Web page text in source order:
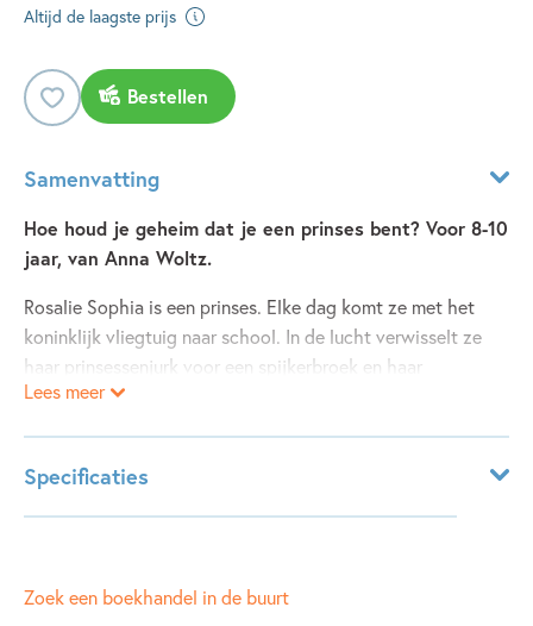
Altijd de laagste prijs
Bestellen
Samenvatting
Hoe houd je geheim dat je een prinses bent? Voor 8-10
jaar, van Anna Woltz.
Rosalie Sophia is een prinses. Elke dag komt ze met het
koninklijk vliegtuig naar school. In de lucht verwisselt ze
haar prinsessenjurk voor een spijkerbroek en haar
diamanten armband voor kralen van plastic. Behalve haar
anders zijn dan andere kinderen! Maar dan moet haar
school verhuizen naar een grijs gebouw van beton midden
geheim houden dat ze een prinses is?
Lees meer
Specificaties
Leeftijdsindicatie: 8 - 11 jaar
NUR:
282
Zoek een boekhandel in de buurt